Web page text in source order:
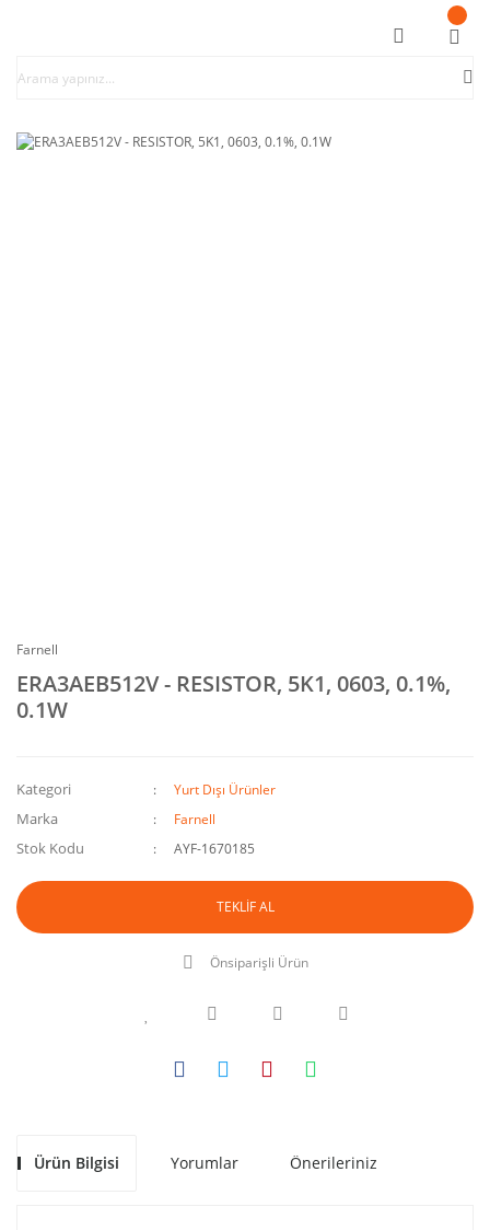
Farnell
ERA3AEB512V - RESISTOR, 5K1, 0603, 0.1%,
0.1W
Kategori Yurt Dışı Ürünler
Marka Farnell
Stok Kodu AYF-1670185
TEKLİF AL
Önsiparişli Ürün
Ürün Bilgisi Yorumlar Önerileriniz